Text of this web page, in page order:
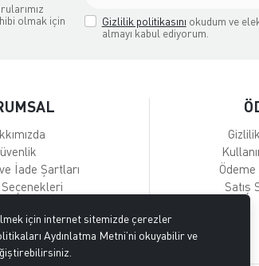
olmak için
Gizlilik politikasını okudum ve
almayı kabul ediyorum.
İade Şartları
Satış
için internet sitemizde çerezler
Aydınlatma Metni’ni okuyabilir ve